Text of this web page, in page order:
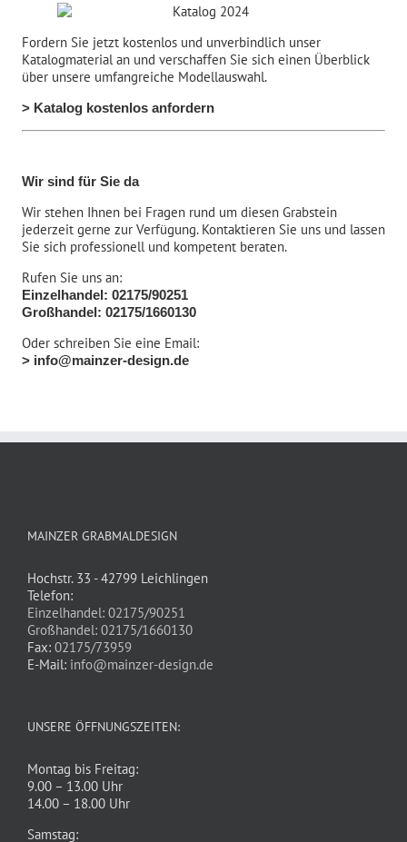
Fordern Sie jetzt kostenlos und unverbindlich unser
Katalogmaterial an und verschaffen Sie sich einen Überblick
über unsere umfangreiche Modellauswahl.
> Katalog kostenlos anfordern
Wir sind für Sie da
Wir stehen Ihnen bei Fragen rund um diesen Grabstein
jederzeit gerne zur Verfügung. Kontaktieren Sie uns und lassen
Sie sich professionell und kompetent beraten.
Rufen Sie uns an:
Einzelhandel: 02175/90251
Großhandel: 02175/1660130
Oder schreiben Sie eine Email:
> info@mainzer-design.de
MAINZER GRABMALDESIGN
Hochstr. 33 - 42799 Leichlingen
Telefon:
Einzelhandel: 02175/90251
Großhandel: 02175/1660130
Fax: 02175/73959
E-Mail: info@mainzer-design.de
UNSERE ÖFFNUNGSZEITEN:
Montag bis Freitag:
9.00 – 13.00 Uhr
14.00 – 18.00 Uhr
Samstag: